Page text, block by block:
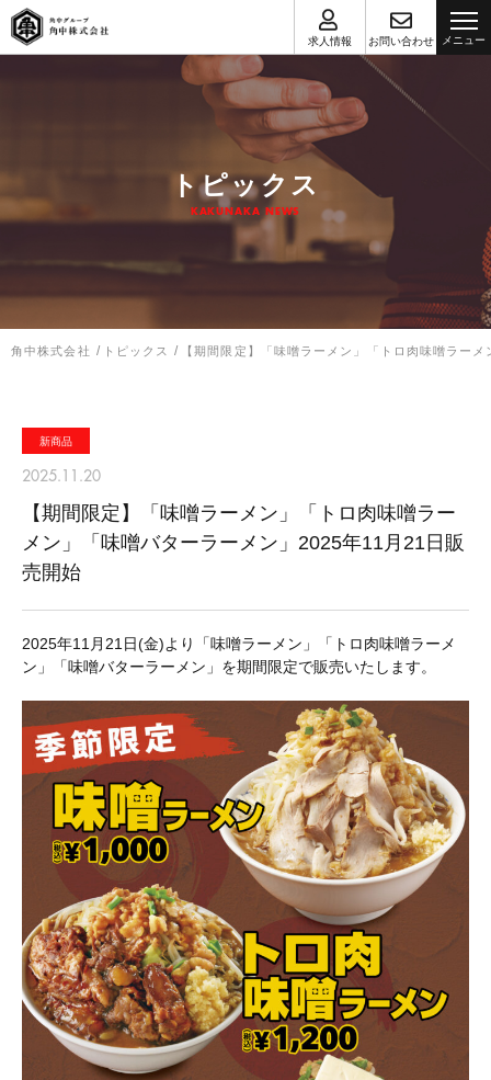
採用情報
お問い合わせ
お問い合わせ
求人情報 お問い合わせ
トピックス
KAKUNAKA NEWS
角中株式会社 / トピックス / 【期間限定】「味噌ラーメン」「トロ肉味噌ラー
新商品
2025.11.20
【期間限定】「味噌ラーメン」「トロ肉味噌ラー
メン」「味噌バターラーメン」2025年11月21日販
売開始
2025年11月21日(金)より「味噌ラーメン」「トロ肉味噌ラーメ
ン」「味噌バターラーメン」を期間限定で販売いたします。